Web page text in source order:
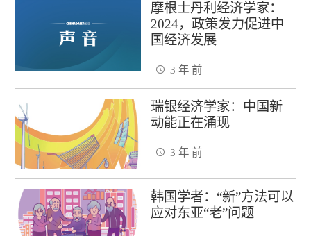
摩根士丹利经济学家：
2024，政策发力促进中
国经济发展
3 年 前
瑞银经济学家：中国新
动能正在涌现
3 年 前
韩国学者：“新”方法可以
应对东亚“老”问题